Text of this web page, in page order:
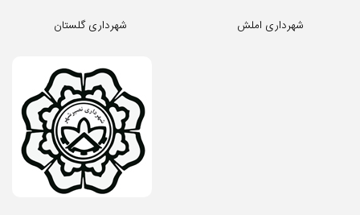
شهرداری گلستان شهرداری املش